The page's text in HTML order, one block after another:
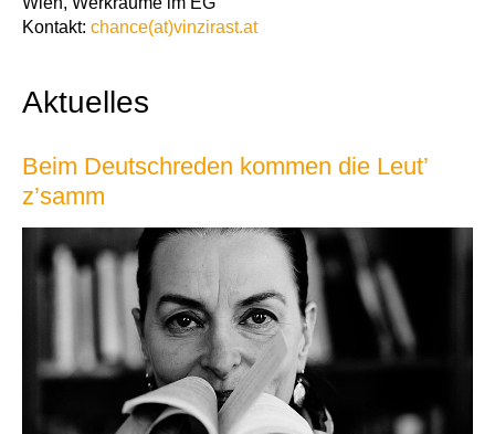
Kontakt: chance(at)vinzirast.at
Aktuelles
Beim Deutschreden kommen die Leut’
z’samm